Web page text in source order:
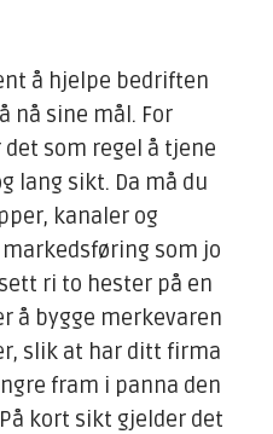
å hjelpe bedriften
nå sine mål. For
som regel å tjene
lang sikt. Da må du
kanaler og
som jo
ri to hester på en
å bygge merkevaren
slik at har ditt firma
fram i panna den
kort sikt gjelder det